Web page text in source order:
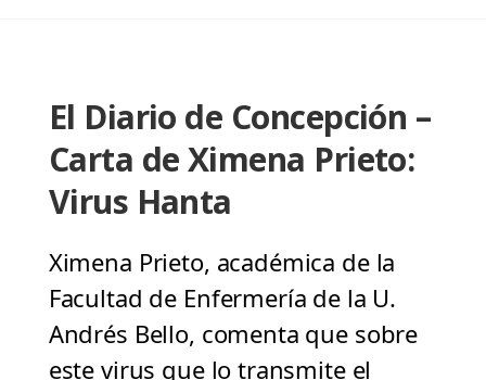
El Diario de Concepción –
Carta de Ximena Prieto:
Virus Hanta
Ximena Prieto, académica de la
Facultad de Enfermería de la U.
Andrés Bello, comenta que sobre
este virus que lo transmite el